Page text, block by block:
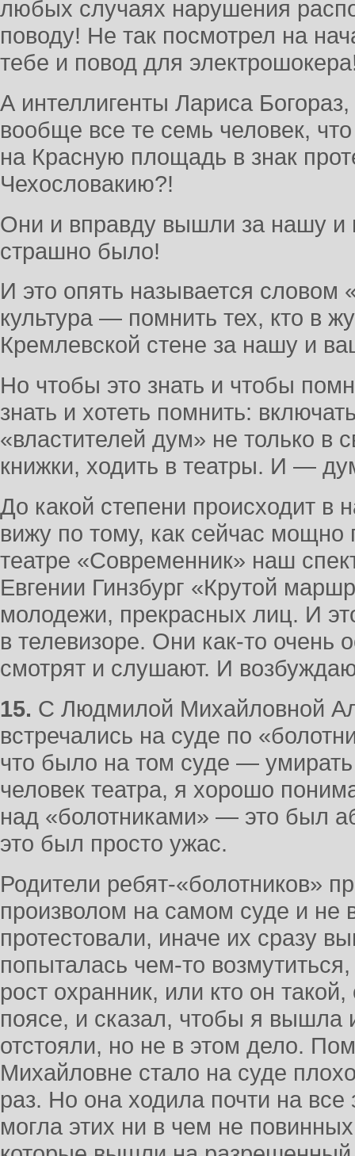
любых случаях нарушения
поводу! Не так посмотрел на
тебе и повод для
А интеллигенты Лариса
вообще все те семь человек,
на Красную площадь в знак
Чехословакию?!
Они и вправду вышли за нашу и
страшно было!
И это опять называется словом
культура — помнить тех, кто в
Кремлевской стене за нашу и
Но чтобы это знать и чтобы
знать и хотеть помнить:
«властителей дум» не только в
книжки, ходить в театры. И —
До какой степени происходит в
вижу по тому, как сейчас мощно
театре «Современник» наш
Евгении Гинзбург «Крутой
молодежи, прекрасных лиц. И
в телевизоре. Они как-то очень
смотрят и слушают. И
15. С Людмилой Михайловной
встречались на суде по
что было на том суде —
человек театра, я хорошо
над «болотниками» — это был
это был просто ужас.
Родители ребят-«болотников»
произволом на самом суде и не
протестовали, иначе их сразу
попыталась чем-то
рост охранник, или кто он
поясе, и сказал, чтобы я вышла
отстояли, но не в этом дело.
Михайловне стало на суде
раз. Но она ходила почти на
могла этих ни в чем не